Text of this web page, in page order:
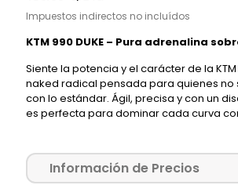
Impuestos indirectos no incluídos
KTM 990 DUKE – Pura adrenalina
Siente la potencia y el carácter de la KTM
naked radical pensada para quienes no
con lo estándar. Ágil, precisa y con un
es perfecta para dominar cada curva
Información de Precios